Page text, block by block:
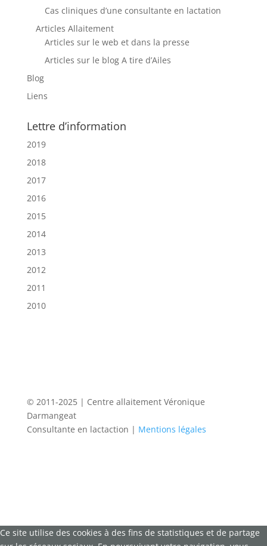
Cas cliniques d’une consultante en lactation
Articles Allaitement
Articles sur le web et dans la presse
Articles sur le blog A tire d’Ailes
Blog
Liens
Lettre d’information
2019
2018
2017
2016
2015
2014
2013
2012
2011
2010
© 2011-2025 | Centre allaitement Véronique
Darmangeat
Consultante en lactaction | Mentions légales
Ce site utilise des cookies à des fins de statistiques et de partage